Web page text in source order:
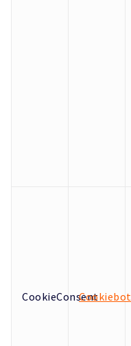
CookieConsentCookiebot